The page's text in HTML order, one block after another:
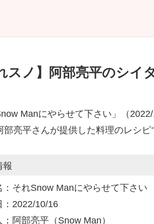
スノ】阿部亮平のシ
Manにやらせて下さい」（
部亮平さんが提供した料理のレシ
報
：それSnow Manにやらせて下さい
：2022/10/16
：阿部亮平（Snow Man）